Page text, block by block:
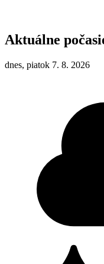
Aktuálne
dnes, piatok 7. 8. 2026